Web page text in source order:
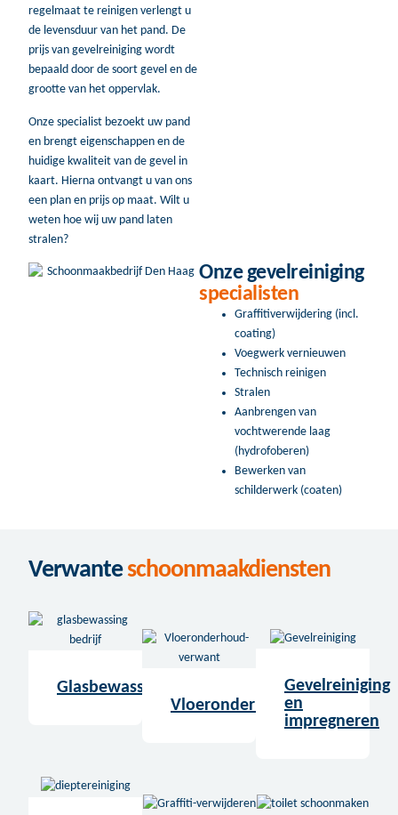
regelmaat te reinigen verlengt u
de levensduur van het pand. De
prijs van gevelreiniging wordt
bepaald door de soort gevel en de
grootte van het oppervlak.
Onze specialist bezoekt uw pand
en brengt eigenschappen en de
huidige kwaliteit van de gevel in
kaart. Hierna ontvangt u van ons
een plan en prijs op maat. Wilt u
weten hoe wij uw pand laten
stralen?
Onze gevelreiniging
specialisten
Graffitiverwijdering (incl.
coating)
Voegwerk vernieuwen
Technisch reinigen
Stralen
Aanbrengen van
vochtwerende laag
(hydrofoberen)
Bewerken van
schilderwerk (coaten)
Verwanteschoonmaakdiensten
Glasbewassing
Vloeronderhoud
Gevelreiniging
en
impregneren